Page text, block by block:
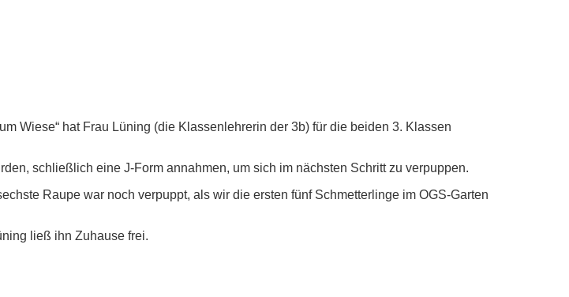
Wiese“ hat Frau Lüning (die Klassenlehrerin der 3b) für die beiden 3. Klassen
schließlich eine J-Form annahmen, um sich im nächsten Schritt zu verpuppen.
Raupe war noch verpuppt, als wir die ersten fünf Schmetterlinge im OGS-Garten
ließ ihn Zuhause frei.